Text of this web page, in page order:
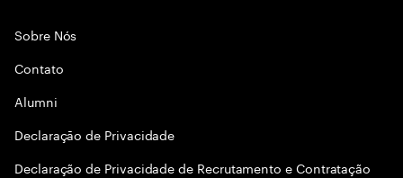
Sobre Nós
Contato
Alumni
Declaraçāo de Privacidade
Declaração de Privacidade de Recrutamento e Contratação